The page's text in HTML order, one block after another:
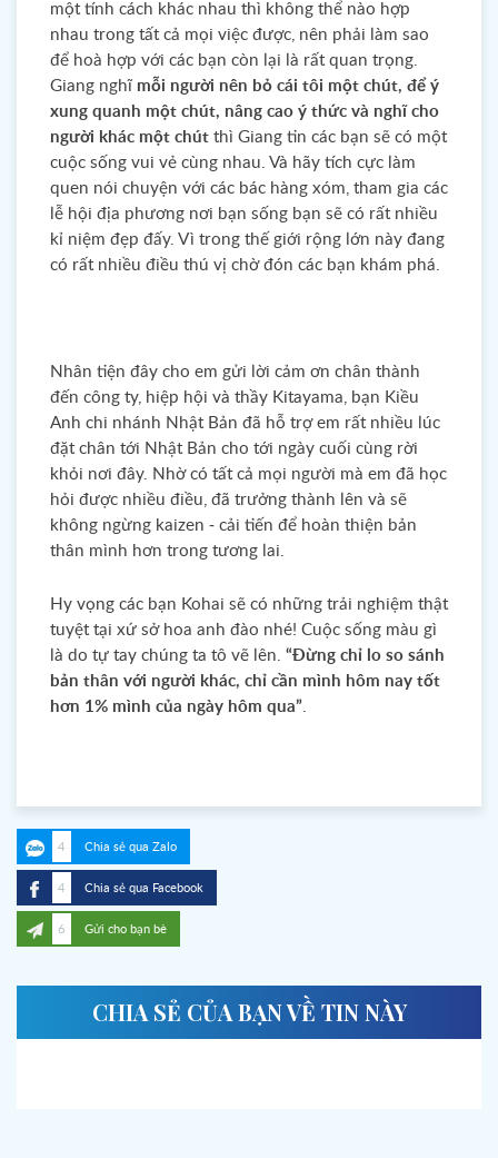
một tính cách khác nhau thì không thể nào hợp
nhau trong tất cả mọi việc được, nên phải làm sao
để hoà hợp với các bạn còn lại là rất quan trọng.
Giang nghĩ mỗi người nên bỏ cái tôi một chút, để ý
xung quanh một chút, nâng cao ý thức và nghĩ cho
người khác một chút thì Giang tin các bạn sẽ có một
cuộc sống vui vẻ cùng nhau. Và hãy tích cực làm
quen nói chuyện với các bác hàng xóm, tham gia các
lễ hội địa phương nơi bạn sống bạn sẽ có rất nhiều
kỉ niệm đẹp đấy. Vì trong thế giới rộng lớn này đang
có rất nhiều điều thú vị chờ đón các bạn khám phá.
Nhân tiện đây cho em gửi lời cảm ơn chân thành
đến công ty, hiệp hội và thầy Kitayama, bạn Kiều
Anh chi nhánh Nhật Bản đã hỗ trợ em rất nhiều lúc
đặt chân tới Nhật Bản cho tới ngày cuối cùng rời
khỏi nơi đây. Nhờ có tất cả mọi người mà em đã học
hỏi được nhiều điều, đã trưởng thành lên và sẽ
không ngừng kaizen - cải tiến để hoàn thiện bản
thân mình hơn trong tương lai.
Hy vọng các bạn Kohai sẽ có những trải nghiệm thật
tuyệt tại xứ sở hoa anh đào nhé! Cuộc sống màu gì
là do tự tay chúng ta tô vẽ lên. “Đừng chỉ lo so sánh
bản thân với người khác, chỉ cần mình hôm nay tốt
hơn 1% mình của ngày hôm qua”.
4 Chia sẻ qua Zalo
4 Chia sẻ qua Facebook
6 Gửi cho bạn bè
CHIA SẺ CỦA BẠN VỀ TIN NÀY